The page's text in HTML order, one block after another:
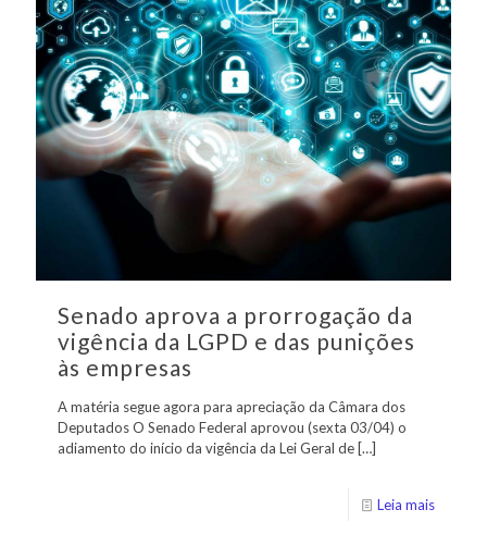
Senado aprova a prorrogação da
vigência da LGPD e das punições
às empresas
A matéria segue agora para apreciação da Câmara dos
Deputados O Senado Federal aprovou (sexta 03/04) o
adiamento do início da vigência da Lei Geral de […]
Leia mais